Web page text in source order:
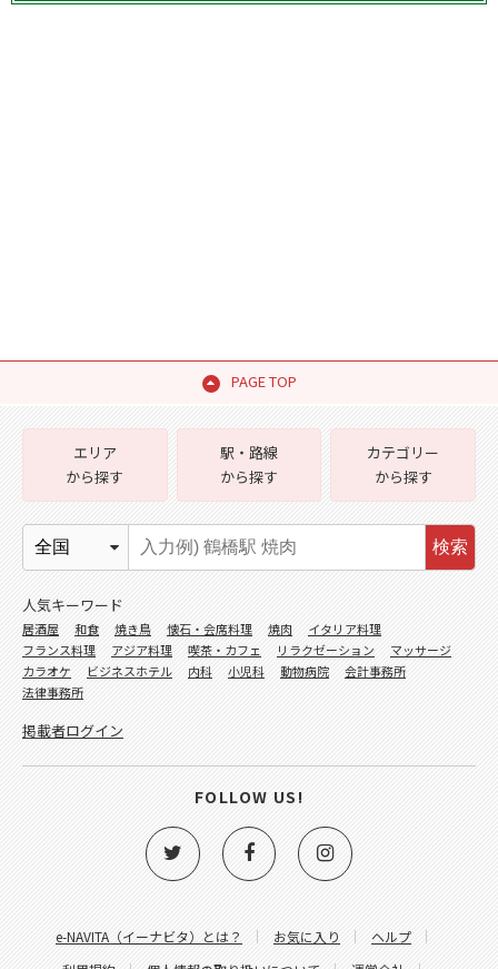
PAGE TOP
e-NAVITA（イーナビタ）とは？ お気に入り
ヘルプ
エリア
から探す
駅・路線
から探す
カテゴリー
から探す
検索
人気キーワード
居酒屋 和食 焼き鳥 懐石・会席料理 焼肉
イタリア料理
フランス料理
アジア料理 喫茶・カフェ リラクゼーション
マッサージ
カラオケ
ビジネスホテル 内科 小児科 動物病院
会計事務所
法律事務所
掲載者ログイン
FOLLOW US!